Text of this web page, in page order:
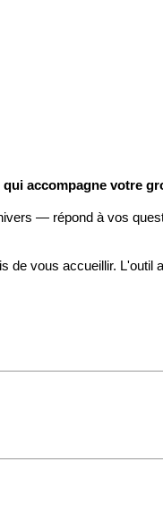
accompagne votre
— répond à vos
de vous accueillir. L'outil